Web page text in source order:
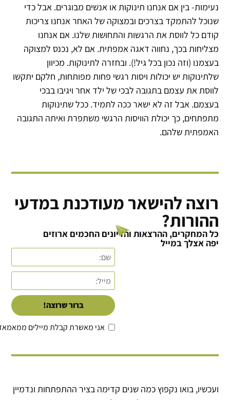
נעימות- בין אם אנחנו תינוקות או אנשים מבוגרים. אבל כדי
שנוכל להתמקד בצרכים ובמצוקה של האחר אנחנו צריכות
קודם כל לווסת את הרגשות והתחושות שלנו. אם אנחנו
מצליחות בכך, נחווה דאגה אמפתית. אם לא, נכנס למצוקה
בעצמנו (וזה נכון בכל גיל!). ובחזרה לתינוקות. מכיוון
שלתינוקות יש יכולות ויסות רגשי פחות מפותחות, חלקם יתקשו
לווסת את עצמם בתגובה לבכי של ילד אחר ויגיבו בבכי
בעצמם. אבל זה לא ישאר ככה לתמיד. ככל שתינוקות
מתפתחים, כך יכולת הוויסות הרגשי משתפרת ואיתה התגובה
האמפתית שלהם.
רוצה להישאר מעודכנת במדעי
ההורות?
כל המחקרים, ההרצאות והדיונים החכמים ארוזים
יפה אצלך במייל
אני מאשרת קבלת מיילים
ברור שרוצה!
ועכשיו, בואו נקפוץ כמה שנים קדימה בציר ההתפתחות ונדמיין